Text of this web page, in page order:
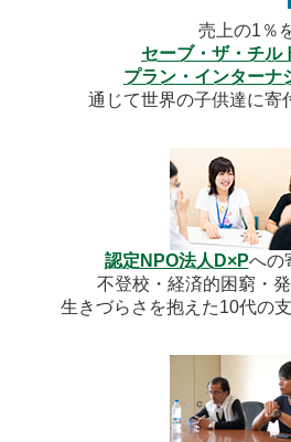
売上の1％
セーブ・ザ・チル
プラン・インターナ
通じて世界の子供達に寄
認定NPO法人D×Pへの
不登校・経済的困窮・
生きづらさを抱えた10代の